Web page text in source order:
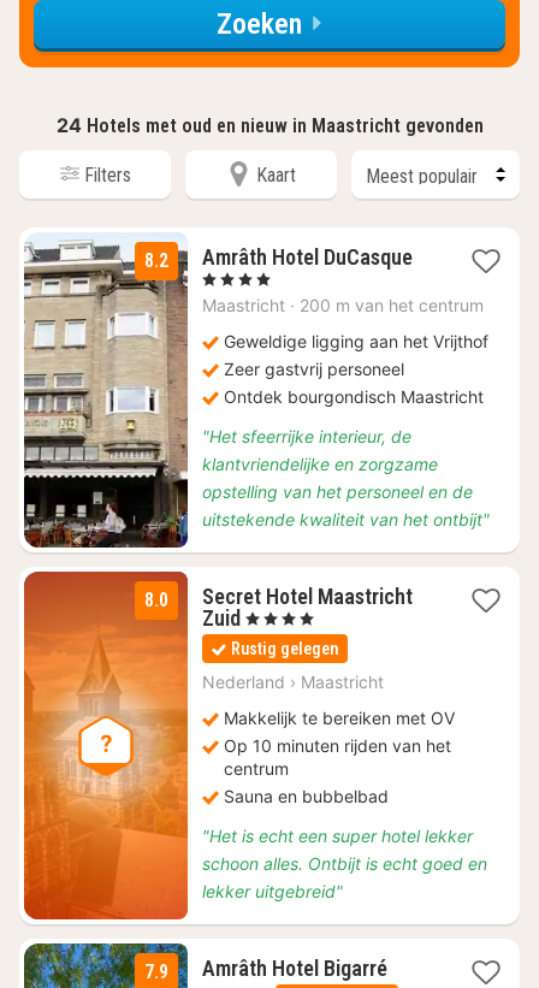
Zoeken
24 Hotels met oud en nieuw in Maastricht gevonden
Filters Kaart
8.2 Amrâth Hotel DuCasque1
vanaf
253,80
, 4 Sterren
Maastricht · 200 m van het centrum
Geweldige ligging aan het Vrijthof
Zeer gastvrij personeel
Ontdek bourgondisch Maastricht
"Het sfeerrijke interieur, de
klantvriendelijke en zorgzame
opstelling van het personeel en de
uitstekende kwaliteit van het ontbijt"
8.0
Secret Hotel Maastricht
Zuid 1
nacht
vanaf
€
, 4 Sterren
Rustig gelegen
Nederland › Maastricht
Makkelijk te bereiken met OV
Op 10 minuten rijden van het
centrum
Sauna en bubbelbad
"Het is echt een super hotel lekker
schoon alles. Ontbijt is echt goed en
lekker uitgebreid"
7.9 Amrâth Hotel Bigarré1